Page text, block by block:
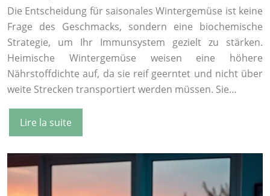
Die Entscheidung für saisonales Wintergemüse ist keine
Frage des Geschmacks, sondern eine biochemische
Strategie, um Ihr Immunsystem gezielt zu stärken.
Heimische Wintergemüse weisen eine höhere
Nährstoffdichte auf, da sie reif geerntet und nicht über
weite Strecken transportiert werden müssen. Sie…
Lire la suite